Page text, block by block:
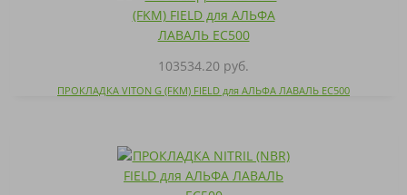
103534.20 руб.
ПРОКЛАДКА VITON G (FKM) FIELD для АЛЬФА ЛАВАЛЬ EC500